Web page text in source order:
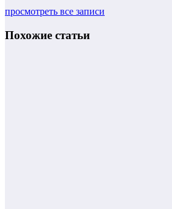
просмотреть все записи
Похожие статьи